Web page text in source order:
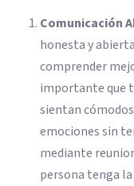
Comunicación
honesta y
comprender
importante que
sientan
emociones sin
mediante
persona tenga